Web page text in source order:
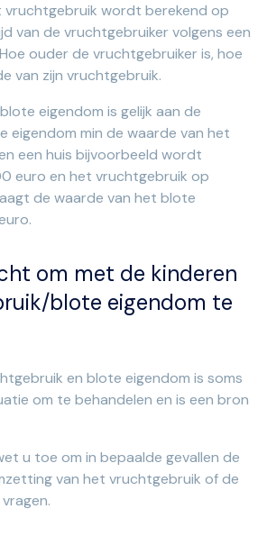
vruchtgebruik wordt berekend op
van de vruchtgebruiker volgens een
ouder de vruchtgebruiker is, hoe
van zijn vruchtgebruik.
eigendom is gelijk aan de
eigendom min de waarde van het
een huis bijvoorbeeld wordt
euro en het vruchtgebruik op
de waarde van het blote
om met de kinderen
blote eigendom te
en blote eigendom is soms
om te behandelen en is een bron
u toe om in bepaalde gevallen de
van het vruchtgebruik of de